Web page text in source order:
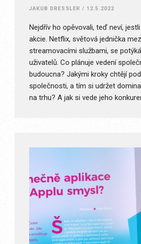
JAKUB DRESSLER / 12.5.2022
Nejdřív ho opěvovali, teď neví,
akcie. Netflix, světová jednička
streamovacími službami, se
uživatelů. Co plánuje vedení
budoucna? Jakými kroky chtějí
společnosti, a tím si udržet
na trhu? A jak si vede jeho